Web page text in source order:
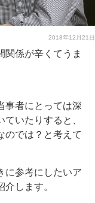
2018年12月21日
関係が辛くてうま
事者にとっては深
いたりすると、
のでは？と考えて
に参考にしたいア
します。